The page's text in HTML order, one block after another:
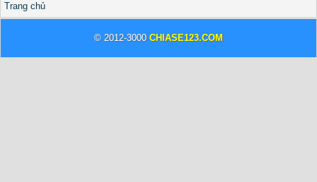
Trang chủ
© 2012-3000 CHIASE123.COM